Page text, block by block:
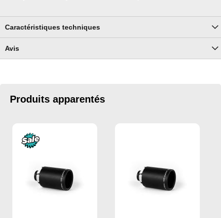
Caractéristiques techniques
Avis
Produits apparentés